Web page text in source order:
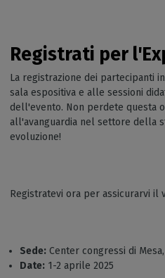
Registrati per
La registrazione dei partecipanti
sala espositiva e alle sessioni
dell'evento. Non perdete questa
all'avanguardia nel settore della
evoluzione!
Registratevi ora per assicurarvi il
Sede: Center congressi di
Date: 1-2 aprile 2025